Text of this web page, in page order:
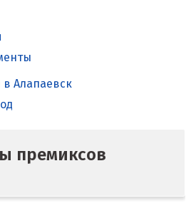
в Алапаевск
премиксов